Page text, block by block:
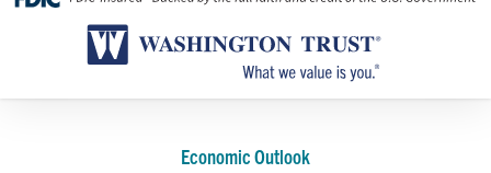
Economic Outlook